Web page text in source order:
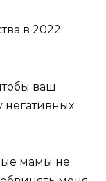
ваш
негативных
мамы не